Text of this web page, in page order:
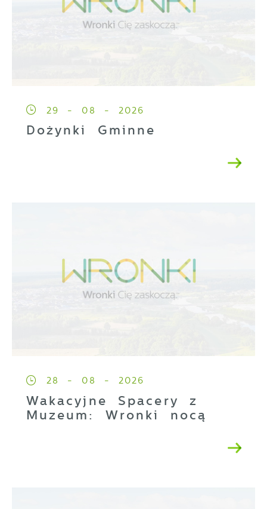
29 - 08 - 2026
Dożynki Gminne
28 - 08 - 2026
Wakacyjne Spacery z
Muzeum: Wronki nocą